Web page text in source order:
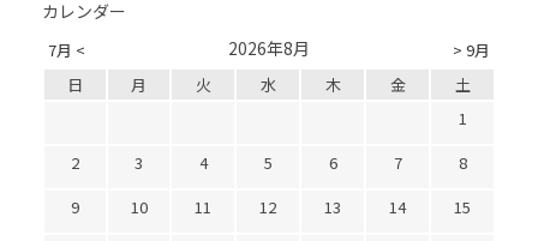
カレンダー
7月 < > 9月
2026年8月
日 月 火 水 木 金
土
1
2
3 4 5 6 7
8
9
10 11 12 13 14
15